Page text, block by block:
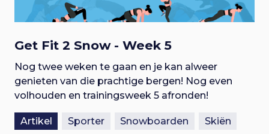
Get Fit 2 Snow - Week 5
Nog twee weken te gaan en je kan alweer
genieten van die prachtige bergen! Nog even
volhouden en trainingsweek 5 afronden!
Artikel Sporter Snowboarden
Skiën